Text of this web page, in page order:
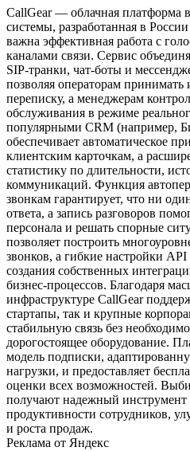
CallGear — облачная платформа
системы, разработанная в
важна эффективная работа с
каналами связи. Сервис
SIP‑транки, чат‑боты и
позволяя операторам принимать
переписку, а менеджерам
обслуживания в режиме
популярными CRM (например,
обеспечивает автоматическое
клиентским карточкам, а
статистику по длительности,
коммуникаций. Функция
звонкам гарантирует, что ни
ответа, а запись разговоров
персонала и решать спорные
позволяет построить
звонков, а гибкие настройки
создания собственных
бизнес‑процессов. Благодаря
инфраструктуре CallGear
стартапы, так и крупные
стабильную связь без
дорогостоящее оборудование.
модель подписки,
нагрузки, и предоставляет
оценки всех возможностей.
получают надежный
продуктивности сотрудников,
и роста продаж.
Реклама от Яндекс